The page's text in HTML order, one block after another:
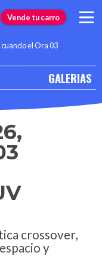
Vende tu carro
el Ora 03
GALERIAS
crossover,
y